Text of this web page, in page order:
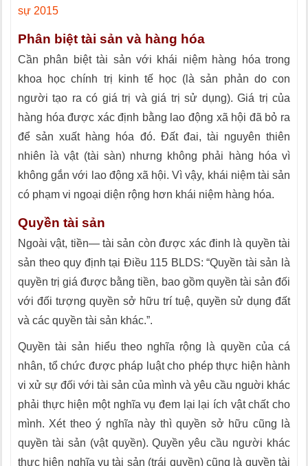
sự 2015
Phân biệt tài sản và hàng hóa
Cần phân biệt tài sản với khái niệm hàng hóa trong
khoa học chính trị kinh tế học (là sản phản do con
người tạo ra có giá trị và giá trị sử dụng). Giá trị của
hàng hóa được xác định bằng lao động xã hội đã bỏ ra
để sản xuất hàng hóa đó. Đất đai, tài nguyên thiên
nhiên ỉà vật (tài sàn) nhưng không phải hàng hóa vì
không gắn với lao động xã hội. Vì vậy, khái niệm tài sản
có phạm vi ngoại diện rộng hơn khái niệm hàng hóa.
Quyền tài sản
Ngoài vật, tiền— tài sản còn được xác đinh là quyền tài
sản theo quy định tại Điều 115 BLDS: “Quyền tài sản là
quyền trị giá được bằng tiền, bao gồm quyền tài sản đối
với đối tượng quyền sở hữu trí tuệ, quyền sử dụng đất
và các quyền tài sản khác.”.
Quyền tài sản hiểu theo nghĩa rộng là quyền của cá
nhân, tổ chức được pháp luật cho phép thực hiện hành
vi xử sự đối với tài sản của mình và yêu cầu nguời khác
phải thực hiện một nghĩa vụ đem lại lại ích vật chất cho
mình. Xét theo ý nghĩa này thì quyền sở hữu cũng là
quyền tài sản (vật quyền). Quyền yêu cầu người khác
thực hiện nghĩa vụ tài sản (trái quyền) cũng là quyền tài